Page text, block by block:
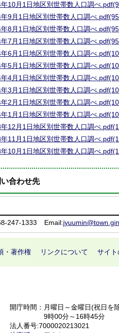
10月1日地区別世帯数人口調べ
9月1日地区別世帯数人口調べ
8月1日地区別世帯数人口調べ
7月1日地区別世帯数人口調べ
6月1日地区別世帯数人口調べ
5月1日地区別世帯数人口調べ
4月1日地区別世帯数人口調べ
3月1日地区別世帯数人口調べ
2月1日地区別世帯数人口調べ
1月1日地区別世帯数人口調べ
12月1日地区別世帯数人口調べ
11月1日地区別世帯数人口調べ
10月1日地区別世帯数人口調べ
合わせ先
247-1333 Email:
・著作権 リンクについて サイ
開庁時間：月曜日～金曜日(祝日を
9時00分～16時45分
法人番号:7000020213021